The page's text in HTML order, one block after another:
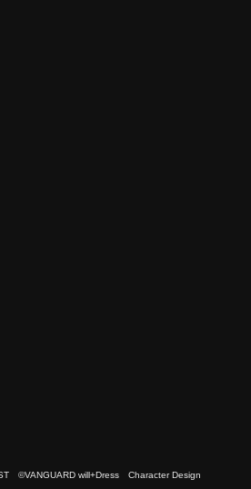
©VANGUARD will+Dress Character Design